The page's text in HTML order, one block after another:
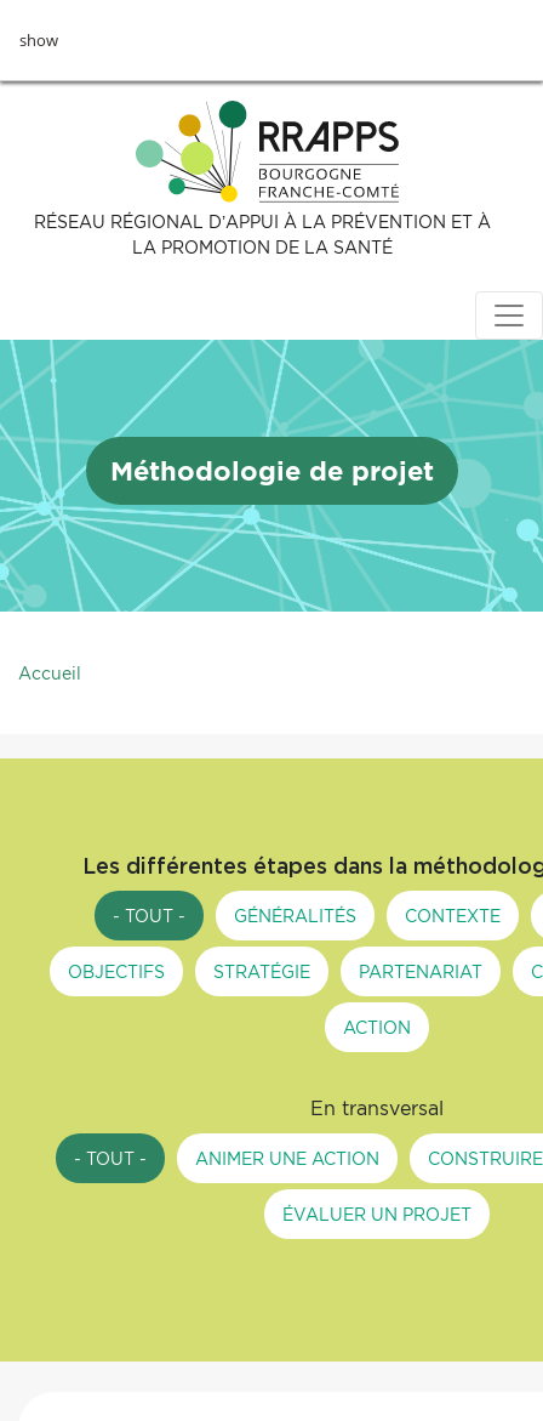
aushow
RÉSEAU RÉGIONAL D’APPUI À LA PRÉVENTION ET À
LA PROMOTION DE LA SANTÉ
Méthodologie de projet
Accueil
Les différentes étapes dans la
- TOUT - GÉNÉRALITÉS CONTEXTE
OBJECTIFS STRATÉGIE PARTENARIAT
ACTION
En transversal
- TOUT - ANIMER UNE ACTION
ÉVALUER UN PROJET